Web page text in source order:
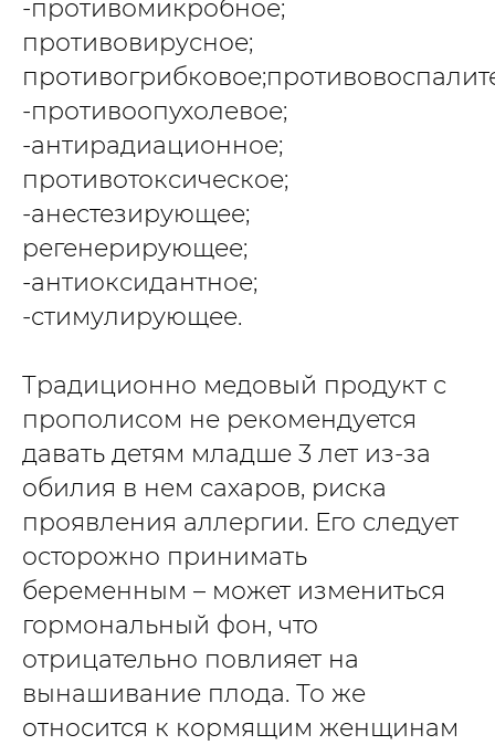
-противомикробное;
противовирусное;
-противоопухолевое;
-антирадиационное;
противотоксическое;
-анестезирующее;
регенерирующее;
-антиоксидантное;
-стимулирующее.
Традиционно медовый продукт с
прополисом не рекомендуется
давать детям младше 3 лет из-за
обилия в нем сахаров, риска
проявления аллергии. Его следует
осторожно принимать
беременным – может измениться
гормональный фон, что
отрицательно повлияет на
вынашивание плода. То же
относится к кормящим женщинам